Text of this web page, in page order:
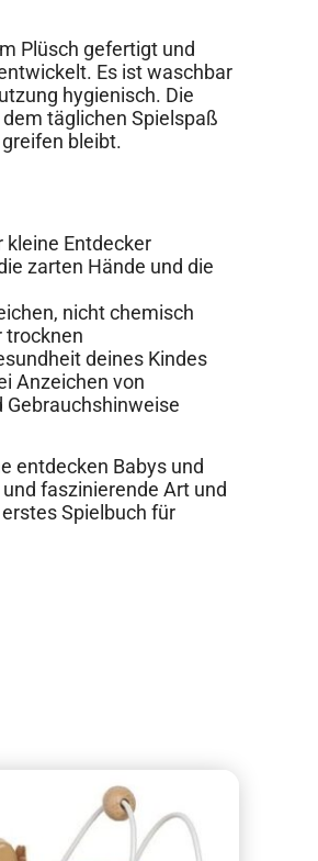
Plüsch gefertigt und
Es ist waschbar
hygienisch. Die
täglichen Spielspaß
bleibt.
kleine Entdecker
zarten Hände und die
nicht chemisch
trocknen
deines Kindes
Anzeichen von
Gebrauchshinweise
entdecken Babys und
faszinierende Art und
Spielbuch für